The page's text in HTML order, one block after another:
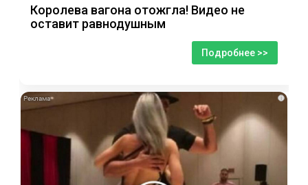
Королева вагона отожгла! Видео не
оставит равнодушным
Подробнее >>
i